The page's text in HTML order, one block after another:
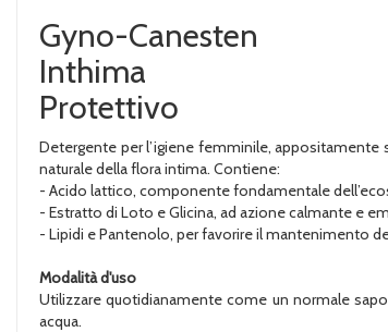
Gyno-Canesten
Inthima
Protettivo
Detergente per l’igiene femminile, appositamente
naturale della flora intima. Contiene:
- Acido lattico, componente fondamentale
- Estratto di Loto e Glicina, ad azione calmante e
- Lipidi e Pantenolo, per favorire il mantenimento
Modalità d'uso
Utilizzare quotidianamente come un normale
acqua.